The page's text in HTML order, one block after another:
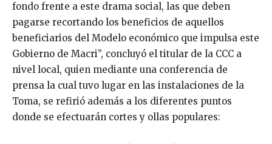
fondo frente a este drama social, las que deben
pagarse recortando los beneficios de aquellos
beneficiarios del Modelo económico que impulsa este
Gobierno de Macri”, concluyó el titular de la CCC a
nivel local, quien mediante una conferencia de
prensa la cual tuvo lugar en las instalaciones de la
Toma, se refirió además a los diferentes puntos
donde se efectuarán cortes y ollas populares: